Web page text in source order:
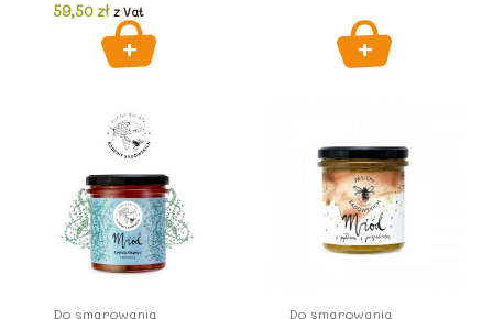
59,50zł z Vat
19,01 zł.
Do smarowania Do smarowania